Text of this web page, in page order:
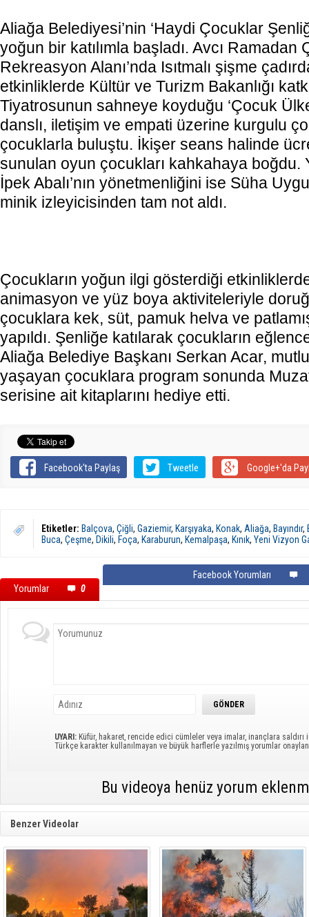
Aliağa Belediyesi’nin ‘Haydi Çocuklar
yoğun bir katılımla başladı. Avcı Ramadan
Rekreasyon Alanı’nda Isıtmalı şişme
etkinliklerde Kültür ve Turizm Bakanlığı
Tiyatrosunun sahneye koyduğu ‘Çocuk
danslı, iletişim ve empati üzerine kurgulu
çocuklarla buluştu. İkişer seans halinde
sunulan oyun çocukları kahkahaya boğdu.
İpek Abalı’nın yönetmenliğini ise Süha
minik izleyicisinden tam not aldı.
Çocukların yoğun ilgi gösterdiği
animasyon ve yüz boya aktiviteleriyle
çocuklara kek, süt, pamuk helva ve
yapıldı. Şenliğe katılarak çocukların
Aliağa Belediye Başkanı Serkan Acar,
yaşayan çocuklara program sonunda
serisine ait kitaplarını hediye etti.
Facebook'ta Paylaş Tweetle Google+'da
Etiketler: Balçova, Çiğli, Gaziemir, Karşıyaka, Konak, Aliağa, Bayındır,
Buca, Çeşme, Dikili, Foça, Karaburun, Kemalpaşa, Kınık, Yeni Vizyon
Yorumlar 0
Facebook Yorumları
UYARI: Küfür, hakaret, rencide edici cümleler veya imalar, inançlara saldırı
Türkçe karakter kullanılmayan ve büyük harflerle yazılmış yorumlar
Bu videoya henüz yorum
Benzer Videolar